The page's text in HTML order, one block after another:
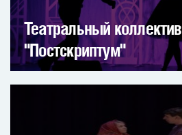
Театральный коллектив
"Постскриптум"